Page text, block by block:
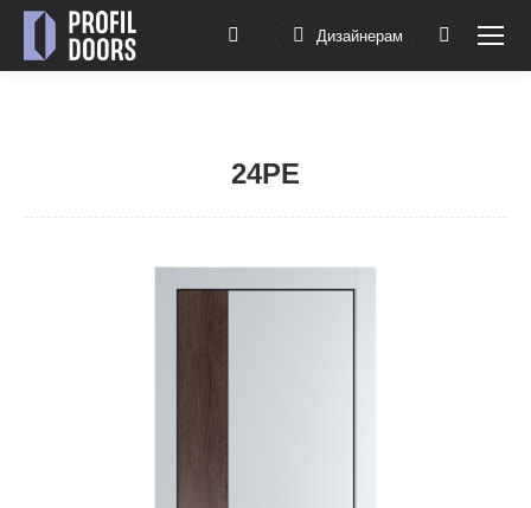
Дизайнерам Поиск:
24PE